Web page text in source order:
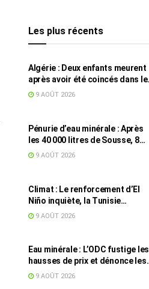
Les plus récents
Algérie : Deux enfants meurent
après avoir été coincés dans le
coffre d’une voiture
9 AOÛT 2026
Pénurie d’eau minérale : Après
les 40 000 litres de Sousse, 8
832 bouteilles saisies à Nabeul
9 AOÛT 2026
Climat : Le renforcement d’El
Niño inquiète, la Tunisie
concernée
9 AOÛT 2026
Eau minérale : L’ODC fustige les
hausses de prix et dénonce les
profiteurs de la pénurie
9 AOÛT 2026